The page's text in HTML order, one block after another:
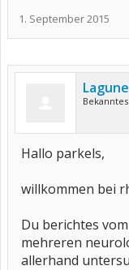
1. September 2015
Lagune
Hallo parkels,
willkommen bei
Du berichtes
mehreren
allerhand